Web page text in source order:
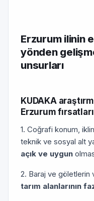
Erzurum ilinin
yönden
unsurları
KUDAKA
Erzurum fırsatları
1. Coğrafi konum,
teknik ve sosyal alt
açık ve uygun
2. Baraj ve göletlerin
tarım alanlarının